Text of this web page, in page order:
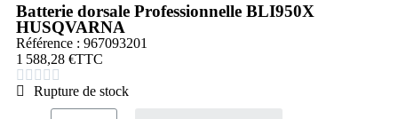
Batterie dorsale Professionnelle BLI950X
HUSQVARNA
Référence : 967093201
1 588,28 €TTC
    
Rupture de stock